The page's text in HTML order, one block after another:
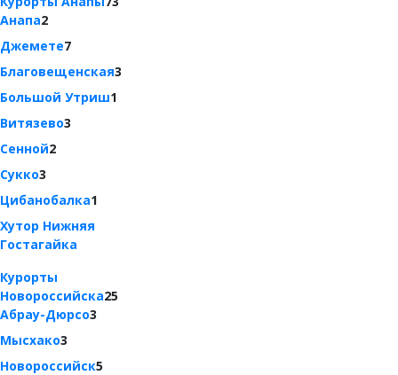
Анапа2
Джемете7
Благовещенская3
Большой Утриш1
Витязево3
Сенной2
Сукко3
Цибанобалка1
Хутор Нижняя
Гостагайка
Курорты
Новороссийска25
Абрау-Дюрсо3
Мысхако3
Новороссийск5